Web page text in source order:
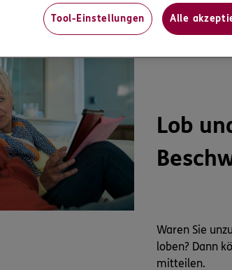
Lob
Waren Sie
loben? Dann
mitteilen.
Tool-Einstellungen Alle